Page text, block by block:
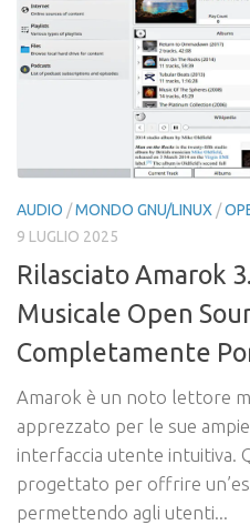
AUDIO /MONDO GNU/LINUX /
9 LUGLIO 2025
Rilasciato Amarok
Musicale Open
Completamente
Amarok è un noto lettore
apprezzato per le sue
interfaccia utente intuitiva.
progettato per offrire
permettendo agli utenti...